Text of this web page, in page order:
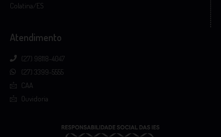
Colatina/ES
Atendimento
(27) 98118-4047
(27) 3399-5555
CAA
Ouvidoria